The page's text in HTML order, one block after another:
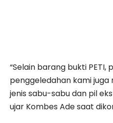
“Selain barang bukti PETI,
penggeledahan kami
jenis sabu-sabu dan pil
ujar Kombes Ade saat